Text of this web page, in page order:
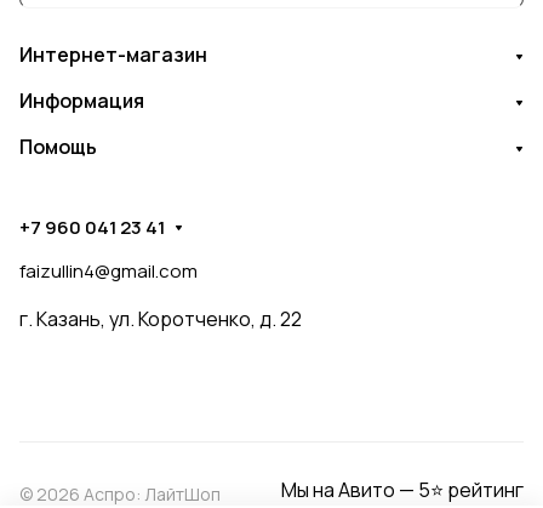
Интернет-магазин
Информация
Помощь
+7 960 041 23 41
faizullin4@gmail.com
г. Казань, ул. Коротченко, д. 22
© 2026 Аспро: ЛайтШоп Мы на Авито — 5⭐ рейтинг